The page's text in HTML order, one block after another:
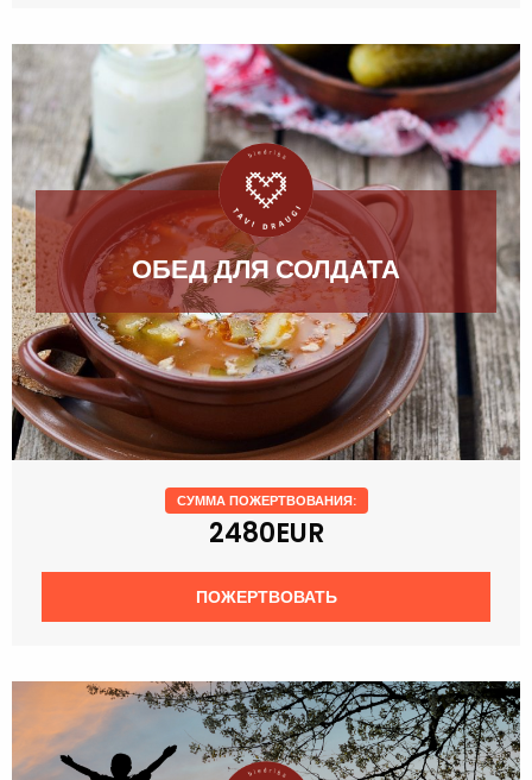
ОБЕД ДЛЯ СОЛДАТА
СУММА ПОЖЕРТВОВАНИЯ:
2480EUR
ПОЖЕРТВОВАТЬ